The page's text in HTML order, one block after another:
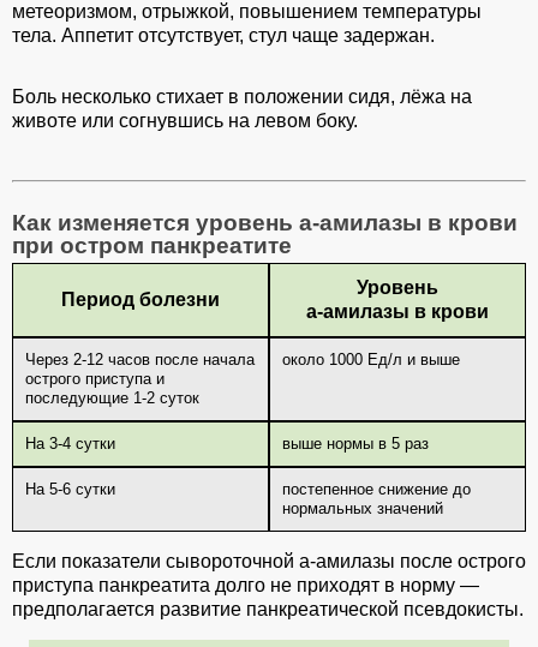
метеоризмом, отрыжкой, повышением температуры
тела. Аппетит отсутствует, стул чаще задержан.
Боль несколько стихает в положении сидя, лёжа на
животе или согнувшись на левом боку.
Как изменяется уровень а-амилазы в крови
при остром панкреатите
Период болезни
Уровень
а-амилазы в крови
Через 2-12 часов после начала
острого приступа и
последующие 1-2 суток
около 1000 Ед/л и выше
На 3-4 сутки выше нормы в 5 раз
На 5-6 сутки
постепенное снижение до
нормальных значений
Если показатели сывороточной а-амилазы после острого
приступа панкреатита долго не приходят в норму —
предполагается развитие панкреатической псевдокисты.